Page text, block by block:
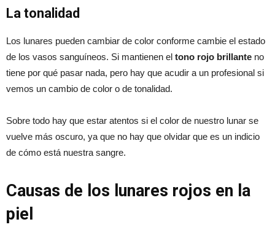
La tonalidad
Los lunares pueden cambiar de color conforme cambie el estado
de los vasos sanguíneos. Si mantienen el tono rojo brillante no
tiene por qué pasar nada, pero hay que acudir a un profesional si
vemos un cambio de color o de tonalidad.
Sobre todo hay que estar atentos si el color de nuestro lunar se
vuelve más oscuro, ya que no hay que olvidar que es un indicio
de cómo está nuestra sangre.
Causas de los lunares rojos en la
piel